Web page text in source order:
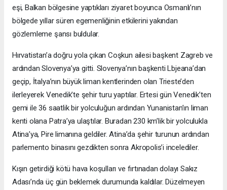
eşi, Balkan bölgesine yaptıkları ziyaret boyunca Osmanlı’nın
bölgede yıllar süren egemenliğinin etkilerini yakından
gözlemleme şansı buldular.
Hırvatistan’a doğru yola çıkan Coşkun ailesi başkent Zagreb ve
ardından Slovenya’ya gitti. Slovenya’nın başkenti Lbjeana’dan
geçip, İtalya’nın büyük liman kentlerinden olan Trieste’den
ilerleyerek Venedik’te şehir turu yaptılar. Ertesi gün Venedik’ten
gemi ile 36 saatlik bir yolculuğun ardından Yunanistan’ın liman
kenti olana Patra’ya ulaştılar. Buradan 230 km’lik bir yolculukla
Atina’ya, Pire limanına geldiler. Atina’da şehir turunun ardından
parlemento binasını gezdikten sonra Akropolis’i incelediler.
Kışın getirdiği kötü hava koşulları ve fırtınadan dolayı Sakız
Adası’nda üç gün beklemek durumunda kaldılar. Düzelmeyen